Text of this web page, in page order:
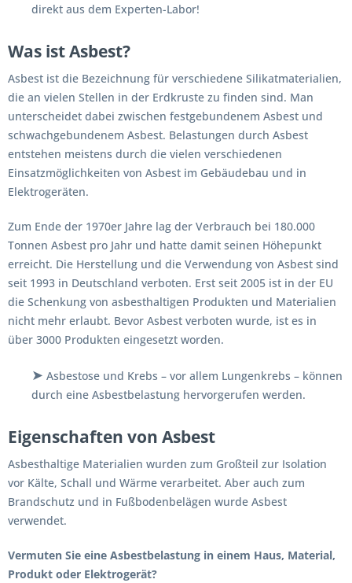
direkt aus dem Experten-Labor!
Was ist Asbest?
Asbest ist die Bezeichnung für verschiedene Silikatmaterialien,
die an vielen Stellen in der Erdkruste zu finden sind. Man
unterscheidet dabei zwischen festgebundenem Asbest und
schwachgebundenem Asbest. Belastungen durch Asbest
entstehen meistens durch die vielen verschiedenen
Einsatzmöglichkeiten von Asbest im Gebäudebau und in
Elektrogeräten.
Zum Ende der 1970er Jahre lag der Verbrauch bei 180.000
Tonnen Asbest pro Jahr und hatte damit seinen Höhepunkt
erreicht. Die Herstellung und die Verwendung von Asbest sind
seit 1993 in Deutschland verboten. Erst seit 2005 ist in der EU
die Schenkung von asbesthaltigen Produkten und Materialien
nicht mehr erlaubt. Bevor Asbest verboten wurde, ist es in
über 3000 Produkten eingesetzt worden.
➤ Asbestose und Krebs – vor allem Lungenkrebs – können
durch eine Asbestbelastung hervorgerufen werden.
Eigenschaften von Asbest
Asbesthaltige Materialien wurden zum Großteil zur Isolation
vor Kälte, Schall und Wärme verarbeitet. Aber auch zum
Brandschutz und in Fußbodenbelägen wurde Asbest
verwendet.
Vermuten Sie eine Asbestbelastung in einem Haus, Material,
Produkt oder Elektrogerät?